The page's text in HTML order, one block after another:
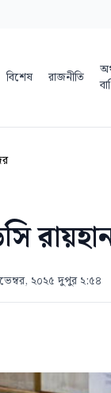
বিশেষ রাজনীতি
২০২৫ দুপুর ২:৫৪